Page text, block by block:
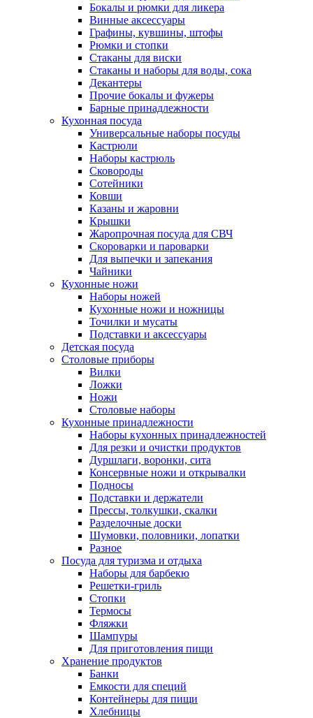
Бокалы и рюмки для ликера
Винные аксессуары
Графины, кувшины, штофы
Рюмки и стопки
Стаканы для виски
Стаканы и наборы для воды, сока
Декантеры
Прочие бокалы и фужеры
Барные принадлежности
Кухонная посуда
Универсальные наборы посуды
Кастрюли
Наборы кастрюль
Сковороды
Сотейники
Ковши
Казаны и жаровни
Крышки
Жаропрочная посуда для СВЧ
Скороварки и пароварки
Для выпечки и запекания
Чайники
Кухонные ножи
Наборы ножей
Кухонные ножи и ножницы
Точилки и мусаты
Подставки и аксессуары
Детская посуда
Столовые приборы
Вилки
Ложки
Ножи
Столовые наборы
Кухонные принадлежности
Наборы кухонных принадлежностей
Для резки и очистки продуктов
Дуршлаги, воронки, сита
Консервные ножи и открывалки
Подносы
Подставки и держатели
Прессы, толкушки, скалки
Разделочные доски
Шумовки, половники, лопатки
Разное
Посуда для туризма и отдыха
Наборы для барбекю
Решетки-гриль
Стопки
Термосы
Фляжки
Шампуры
Для приготовления пищи
Хранение продуктов
Банки
Емкости для специй
Контейнеры для пищи
Хлебницы